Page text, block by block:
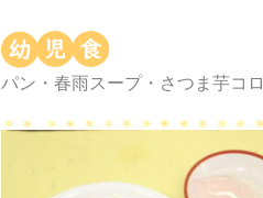
パン・春雨スープ・さつま芋コ